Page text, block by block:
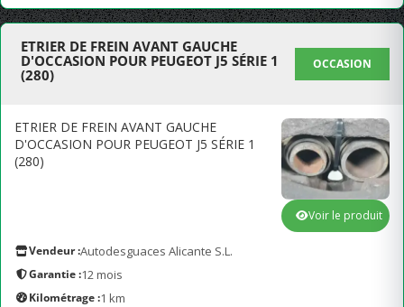
ETRIER DE FREIN AVANT GAUCHE
D'OCCASION POUR PEUGEOT J5 SÉRIE 1
(280)
OCCASION
ETRIER DE FREIN AVANT GAUCHE
D'OCCASION POUR PEUGEOT J5 SÉRIE 1
(280)
Vendeur :Autodesguaces Alicante S.L.
Garantie :12 mois
Kilométrage :1 km
Voir le produit